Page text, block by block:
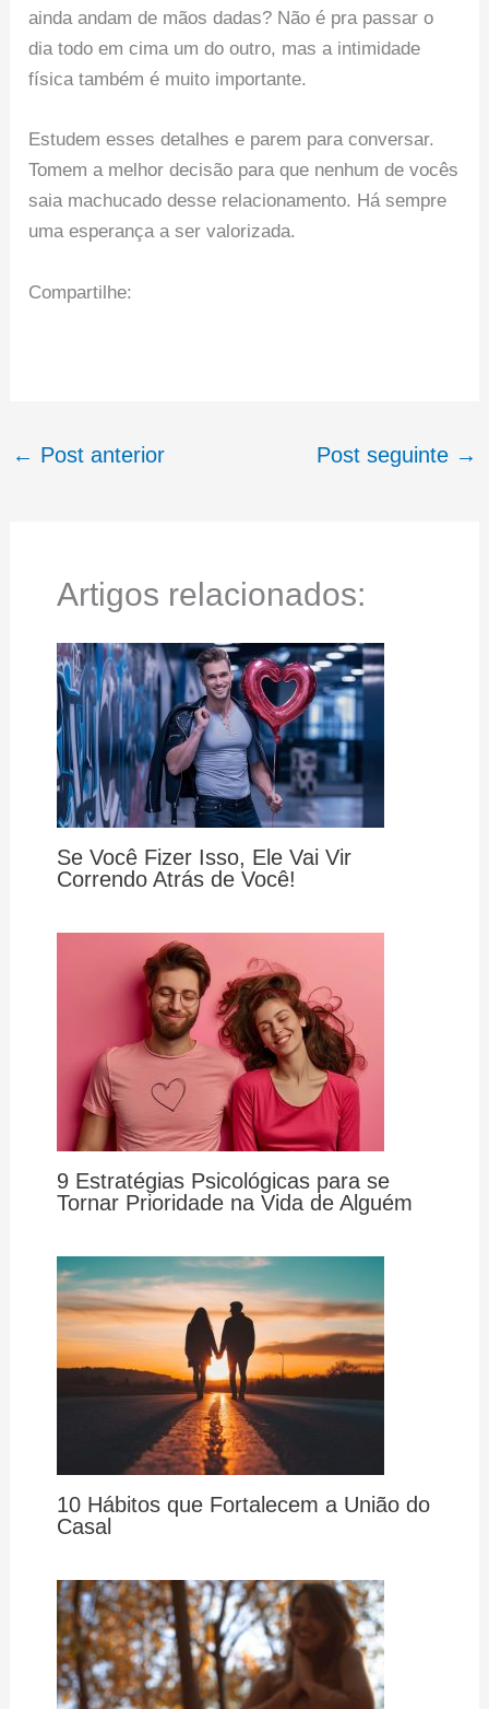
ainda andam de mãos dadas? Não é pra passar o
dia todo em cima um do outro, mas a intimidade
física também é muito importante.
Estudem esses detalhes e parem para conversar.
Tomem a melhor decisão para que nenhum de vocês
saia machucado desse relacionamento. Há sempre
uma esperança a ser valorizada.
Compartilhe:
← Post anterior Post seguinte →
Artigos relacionados:
Se Você Fizer Isso, Ele Vai Vir
Correndo Atrás de Você!
9 Estratégias Psicológicas para se
Tornar Prioridade na Vida de Alguém
10 Hábitos que Fortalecem a União do
Casal